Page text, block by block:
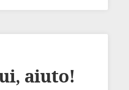
aiuto!